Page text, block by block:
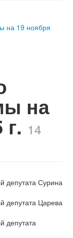
на 19 ноября
на
14
депутата Сурина
депутата Царева
депутата